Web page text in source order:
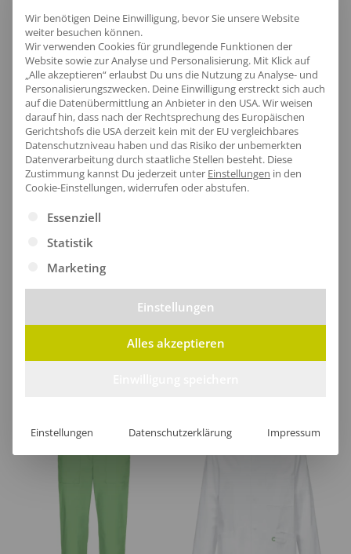
Größentabelle
Lieferzeit
[jgm-review-widget]
Kundenprojekte
Wir benötigen Deine Einwilligung, bevor Sie unsere Website
weiter besuchen können.
Wir verwenden Cookies für grundlegende Funktionen der
Website sowie zur Analyse und Personalisierung. Mit Klick auf
„Alle akzeptieren“ erlaubst Du uns die Nutzung zu Analyse- und
Personalisierungszwecken. Deine Einwilligung erstreckt sich auch
auf die Datenübermittlung an Anbieter in den USA. Wir weisen
darauf hin, dass nach der Rechtsprechung des Europäischen
Gerichtshofs die USA derzeit kein mit der EU vergleichbares
Datenschutzniveau haben und das Risiko der unbemerkten
Datenverarbeitung durch staatliche Stellen besteht. Diese
Zustimmung kannst Du jederzeit unter Einstellungen in den
Cookie-Einstellungen, widerrufen oder abstufen.
Es folgt eine Liste der Service-Gruppen, für die eine
Essenziell
Statistik
Marketing
Einstellungen
Alles akzeptieren
Einstellungen Datenschutzerklärung Impressum